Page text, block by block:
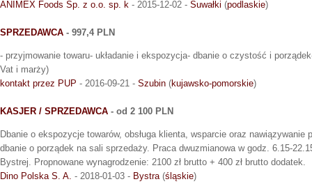
ANIMEX Foods Sp. z o.o. sp. k - 2015-12-02 - Suwałki (podlaskie)
SPRZEDAWCA - 997,4 PLN
- przyjmowanie towaru- układanie i ekspozycja- dbanie o czystość i
Vat i marży)
kontakt przez PUP - 2016-09-21 - Szubin (kujawsko-pomorskie)
KASJER / SPRZEDAWCA - od 2 100 PLN
Dbanie o ekspozycje towarów, obsługa klienta, wsparcie oraz
dbanie o porządek na sali sprzedaży. Praca dwuzmianowa w godz. 6.15-
Bystrej. Propnowane wynagrodzenie: 2100 zł brutto + 400 zł brutto dodatek.
Dino Polska S. A. - 2018-01-03 - Bystra(śląskie)